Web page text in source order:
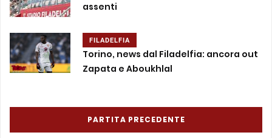
assenti
FILADELFIA
Torino, news dal Filadelfia: ancora out
Zapata e Aboukhlal
PARTITA PRECEDENTE